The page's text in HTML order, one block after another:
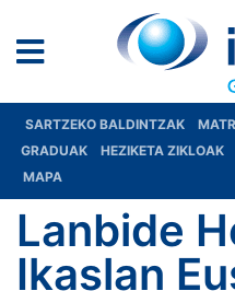
SARTZEKO BALDINTZAK
GRADUAK
HEZIKETA ZIKLOAK
MAPA
Lanbide
Ikaslan